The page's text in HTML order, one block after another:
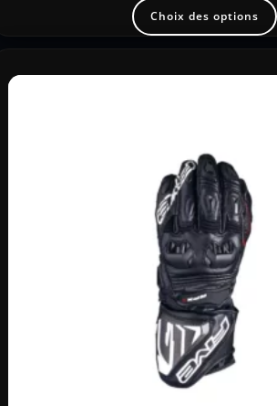
Choix des options